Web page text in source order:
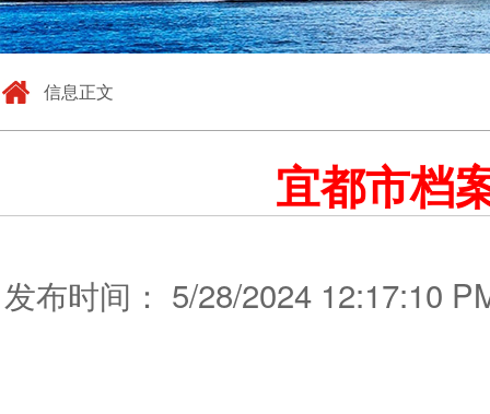
信息正文
宜都市档
发布时间： 5/28/2024